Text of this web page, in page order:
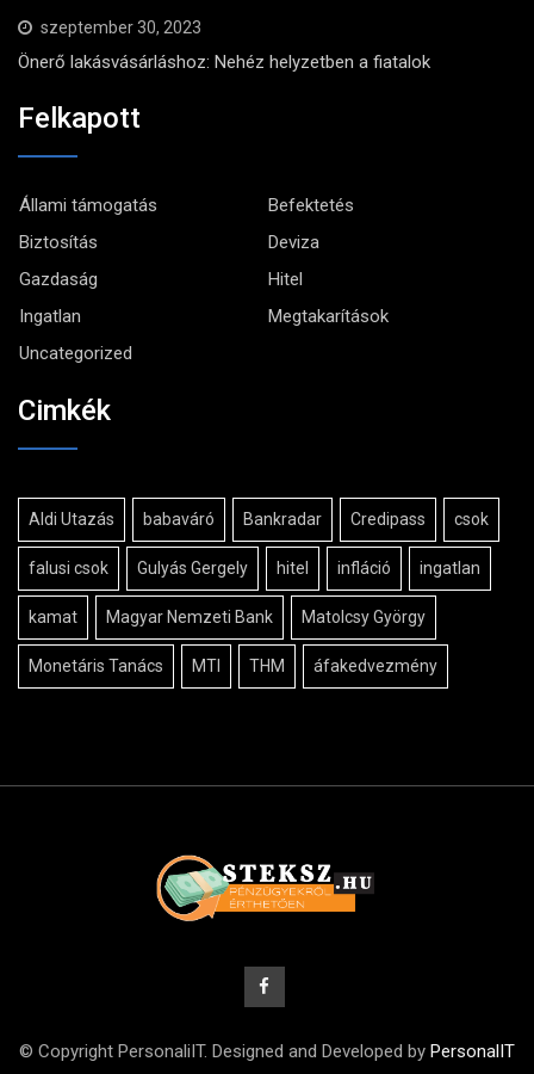
szeptember 30, 2023
Önerő lakásvásárláshoz: Nehéz helyzetben a fiatalok
Felkapott
Állami támogatás
Befektetés
Biztosítás
Deviza
Gazdaság
Hitel
Ingatlan
Megtakarítások
Uncategorized
Cimkék
Aldi Utazás babaváró Bankradar Credipass csok
falusi csok Gulyás Gergely hitel infláció ingatlan
kamat Magyar Nemzeti Bank Matolcsy György
Monetáris Tanács MTI THM áfakedvezmény
© Copyright PersonaliIT. Designed and Developed by PersonalIT